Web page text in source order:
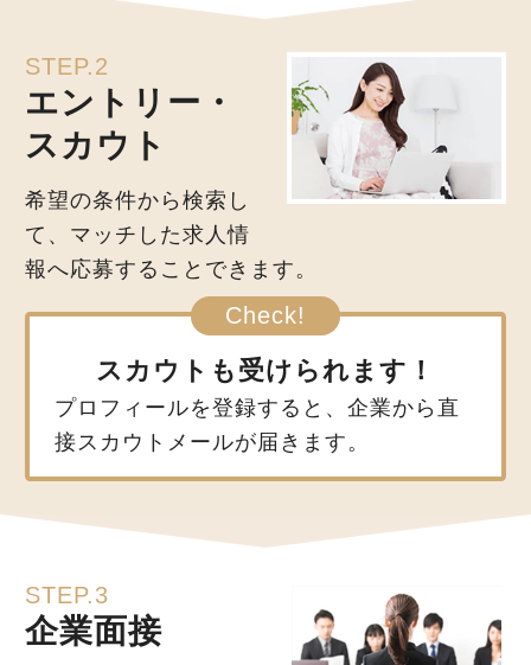
STEP.2
エントリー・
スカウト
希望の条件から検索し
て、マッチした求人情
報へ応募することできます。
スカウトも受けられます！
プロフィールを登録すると、企業から直
接スカウトメールが届きます。
STEP.3
企業面接